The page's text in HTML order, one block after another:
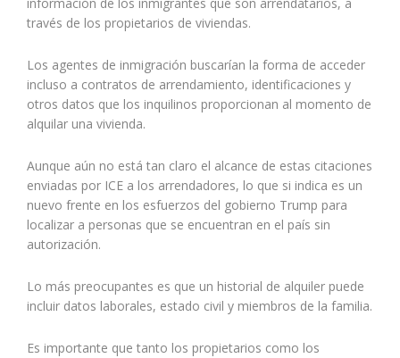
través de los propietarios de viviendas.
Los agentes de inmigración buscarían la forma de acceder
incluso a contratos de arrendamiento, identificaciones y
otros datos que los inquilinos proporcionan al momento de
alquilar una vivienda.
Aunque aún no está tan claro el alcance de estas citaciones
enviadas por ICE a los arrendadores, lo que si indica es un
nuevo frente en los esfuerzos del gobierno Trump para
localizar a personas que se encuentran en el país sin
autorización.
Lo más preocupantes es que un historial de alquiler puede
incluir datos laborales, estado civil y miembros de la familia.
Es importante que tanto los propietarios como los